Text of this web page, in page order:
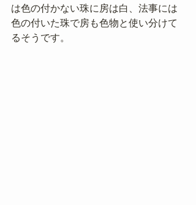
は色の付かない珠に房は白、法事には
色の付いた珠で房も色物と使い分けて
るそうです。